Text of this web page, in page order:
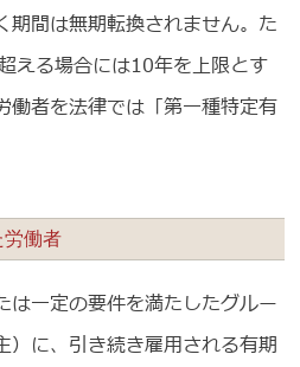
期間は無期転換されません。た
える場合には10年を上限とす
働者を法律では「第一種特定有
労働者
は一定の要件を満たしたグルー
）に、引き続き雇用される有期